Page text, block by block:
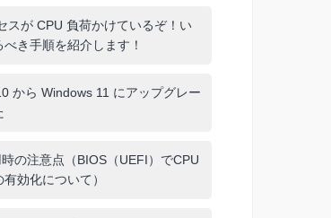
スが CPU 負荷かけているぞ！い
き手順を紹介します！
から Windows 11 にアップグレー
の注意点（BIOS（UEFI）でCPU
効化について）